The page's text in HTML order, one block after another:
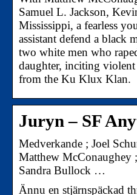
Samuel L. Jackson,
Mississippi, a fearless
assistant defend a black
two white men who
daughter, inciting
from the Ku Klux Klan.
Juryn – SF
Medverkande ; Joel
Matthew McConaughey
Sandra Bullock …
Ännu en stjärnspäckad